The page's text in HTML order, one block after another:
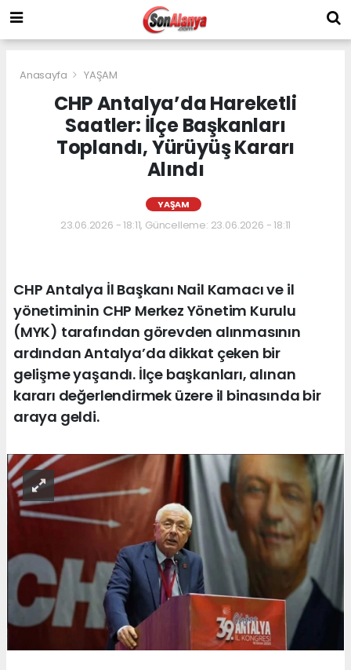
Anasayfa YAŞAM
CHP Antalya’da Hareketli
Saatler: İlçe Başkanları
Toplandı, Yürüyüş Kararı
Alındı
YAŞAM
23.06.2026 - 18:11, Güncelleme: 23.06.2026 - 18:11
CHP Antalya İl Başkanı Nail Kamacı ve il
yönetiminin CHP Merkez Yönetim Kurulu
(MYK) tarafından görevden alınmasının
ardından Antalya’da dikkat çeken bir
gelişme yaşandı. İlçe başkanları, alınan
kararı değerlendirmek üzere il binasında bir
araya geldi.